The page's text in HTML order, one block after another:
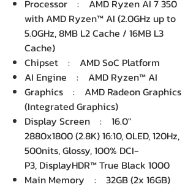
Processor : AMD Ryzen AI 7 350
with AMD Ryzen™ AI (2.0GHz up to
5.0GHz, 8MB L2 Cache / 16MB L3
Cache)
Chipset : AMD SoC Platform
AI Engine : AMD Ryzen™ AI
Graphics : AMD Radeon Graphics
(Integrated Graphics)
Display Screen : 16.0"
2880x1800 (2.8K) 16:10, OLED, 120Hz,
500nits, Glossy, 100% DCI-
P3, DisplayHDR™ True Black 1000
Main Memory : 32GB (2x 16GB)